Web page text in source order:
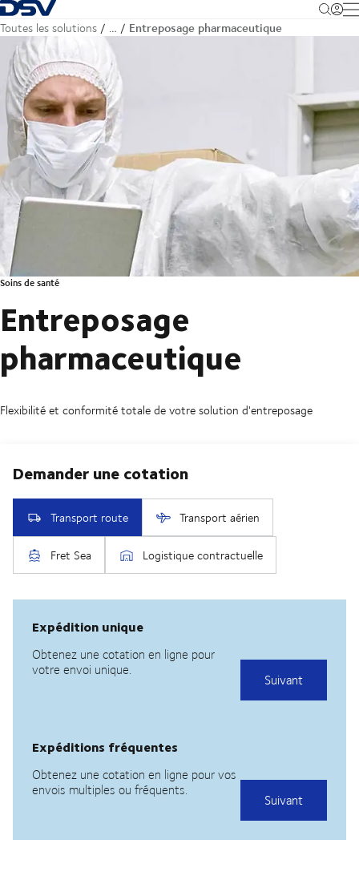
Retour à la page d'accueil
Toutes les solutions … Entreposage pharmaceutique
Soins de santé
Entreposage
pharmaceutique
Flexibilité et conformité totale de votre solution d'entreposage